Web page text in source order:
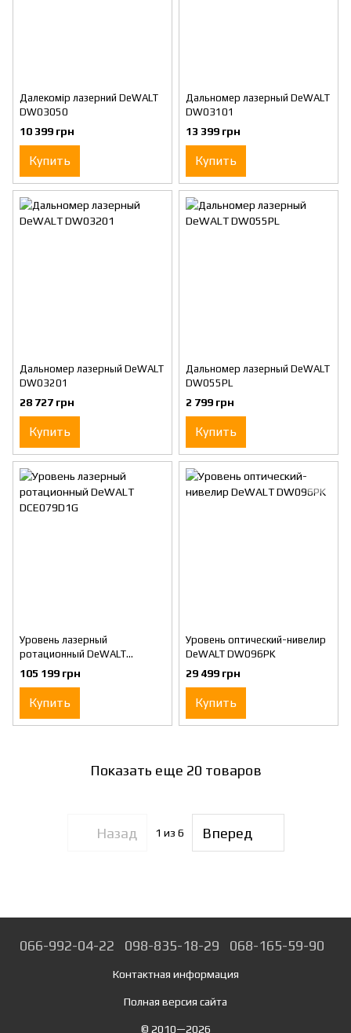
Далекомір лазерний DeWALT
DW03050
10 399 грн
Купить
Дальномер лазерный DeWALT
DW03101
13 399 грн
Купить
Дальномер лазерный DeWALT
DW03201
28 727 грн
Купить
Дальномер лазерный DeWALT
DW055PL
2 799 грн
Купить
Уровень лазерный
ротационный DeWALT
DCE079D1G
105 199 грн
Купить
Уровень оптический-нивелир
DeWALT DW096PK
29 499 грн
Купить
Показать еще 20 товаров
Назад 1 из 6 Вперед
066-992-04-22 098-835-18-29 068-165-59-90
Контактная информация
Полная версия сайта
© 2010—2026